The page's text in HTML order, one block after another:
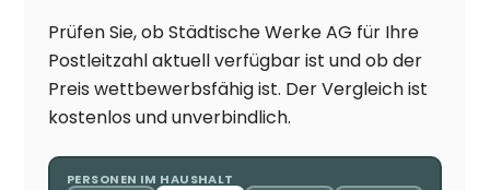
Prüfen Sie, ob Städtische Werke AG für Ihre
Postleitzahl aktuell verfügbar ist und ob der
Preis wettbewerbsfähig ist. Der Vergleich ist
kostenlos und unverbindlich.
PERSONEN IM HAUSHALT